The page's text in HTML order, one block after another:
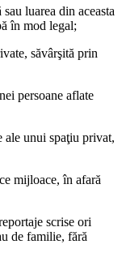
luarea din aceasta
în mod legal;
săvârşită prin
persoane aflate
ale unui spaţiu privat,
mijloace, în afară
scrise ori
de familie, fără